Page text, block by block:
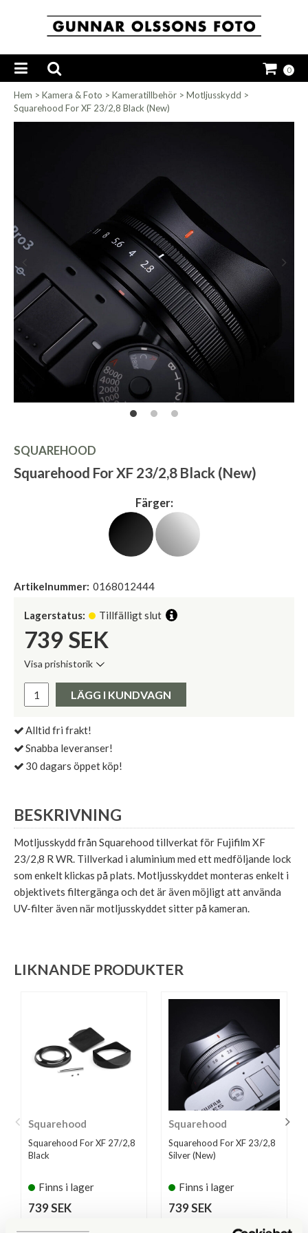
0
Hem > Kamera & Foto > Kameratillbehör > Motljusskydd >
Squarehood For XF 23/2,8 Black (New)
SQUAREHOOD
Squarehood For XF 23/2,8 Black (New)
Färger:
Artikelnummer: 0168012444
Lagerstatus: Tillfälligt slut
739 SEK
Visa prishistorik
Pris:
LÄGG I KUNDVAGN
Alltid fri frakt!
Snabba leveranser!
30 dagars öppet köp!
BESKRIVNING
Motljusskydd från Squarehood tillverkat för Fujifilm XF
23/2,8 R WR. Tillverkad i aluminium med ett medföljande lock
som enkelt klickas på plats. Motljusskyddet monteras enkelt i
objektivets filtergänga och det är även möjligt att använda
UV-filter även när motljusskyddet sitter på kameran.
LIKNANDE PRODUKTER
Squarehood
Squarehood For XF 27/2,8
Black
Finns i lager
739 SEK
KÖP
Squarehood
Squarehood For XF 23/2,8
Silver (New)
Finns i lager
739 SEK
LÄS MER